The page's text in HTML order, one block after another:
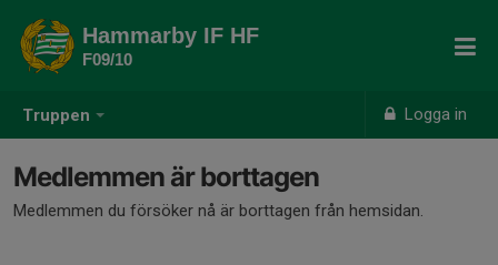
Truppen Logga in
Hammarby IF HF
F09/10
Medlemmen är borttagen
Medlemmen du försöker nå är borttagen från hemsidan.